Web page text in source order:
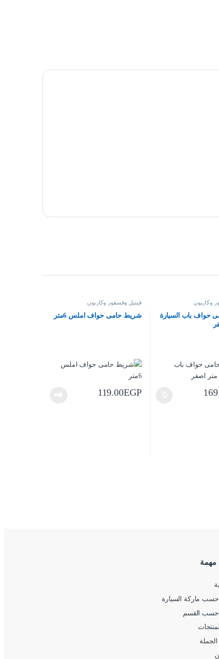
وكاربون
حواف باب السيارة
فينيل وفسفور وكاربون
شريط حامى حواف املس 6متر
119.00EGP
مهمة
ماركة السيارة
القسم